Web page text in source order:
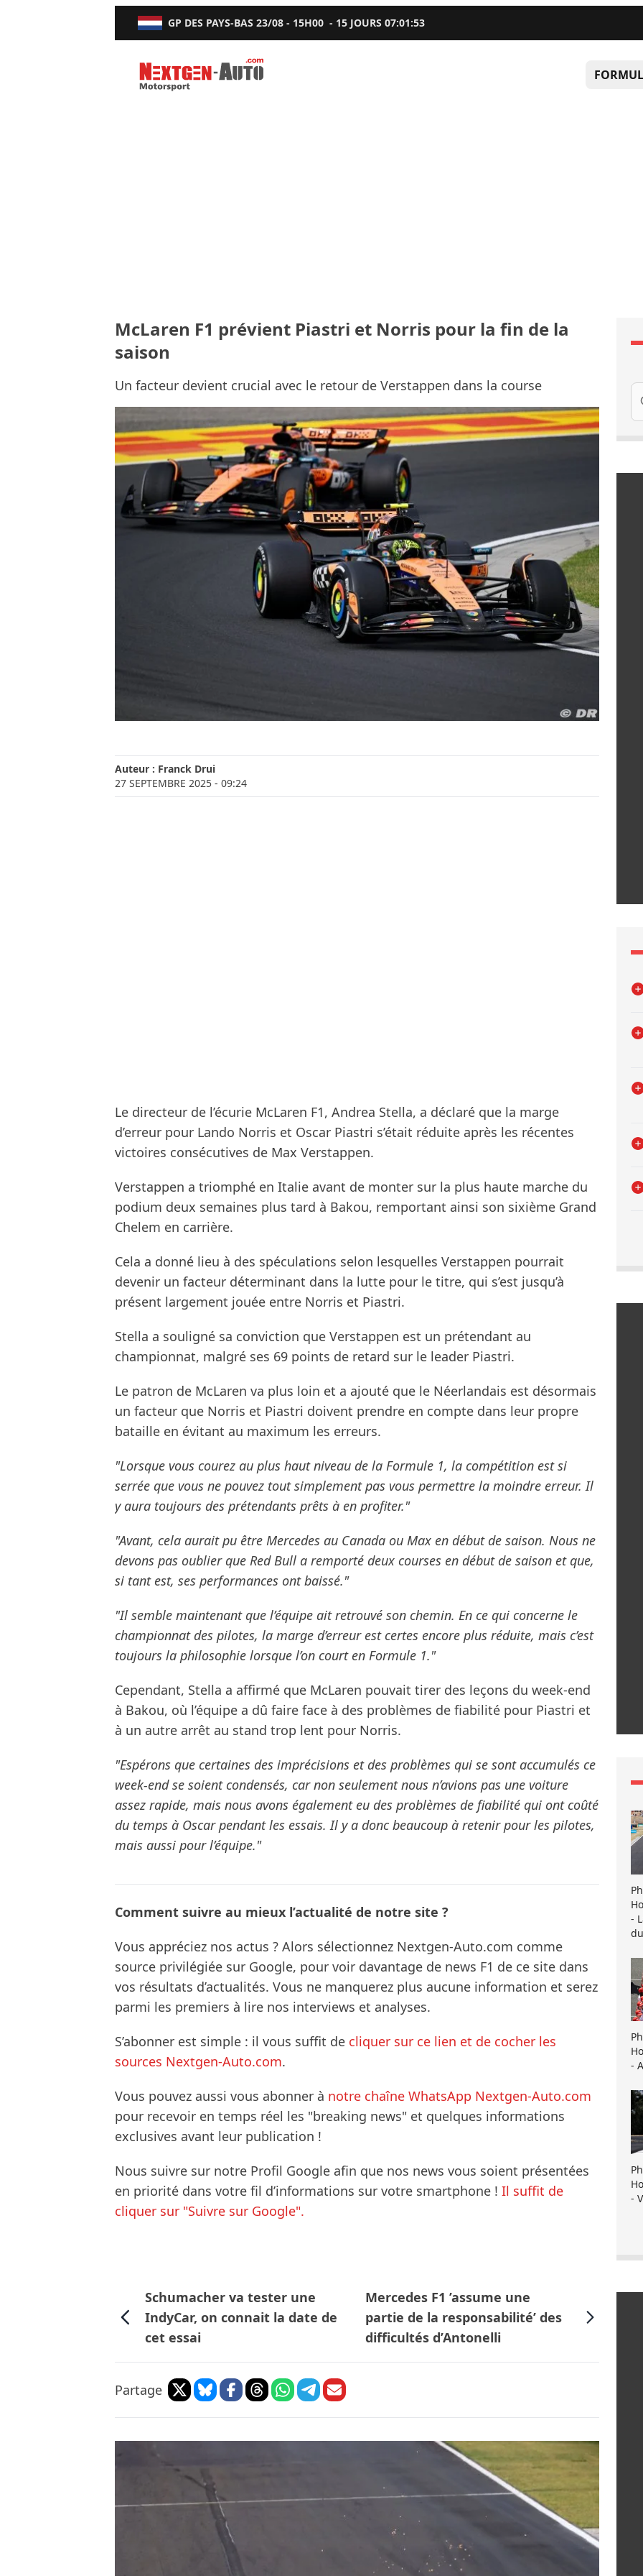
GP DES PAYS-BAS 23/08 - 15H00 - 15 JOURS07:01:52
Nextgen-Auto.com
McLaren F1 prévient Piastri et Norris pour la fin de la
saison
Un facteur devient crucial avec le retour de Verstappen dans la course
Auteur : Franck Drui
27 SEPTEMBRE 2025 - 09:24
Le directeur de l’écurie McLaren F1, Andrea Stella, a déclaré que la marge
d’erreur pour Lando Norris et Oscar Piastri s’était réduite après les récentes
victoires consécutives de Max Verstappen.
Verstappen a triomphé en Italie avant de monter sur la plus haute marche du
podium deux semaines plus tard à Bakou, remportant ainsi son sixième Grand
Chelem en carrière.
Cela a donné lieu à des spéculations selon lesquelles Verstappen pourrait
devenir un facteur déterminant dans la lutte pour le titre, qui s’est jusqu’à
présent largement jouée entre Norris et Piastri.
Stella a souligné sa conviction que Verstappen est un prétendant au
championnat, malgré ses 69 points de retard sur le leader Piastri.
Le patron de McLaren va plus loin et a ajouté que le Néerlandais est désormais
un facteur que Norris et Piastri doivent prendre en compte dans leur propre
bataille en évitant au maximum les erreurs.
"Lorsque vous courez au plus haut niveau de la Formule 1, la compétition est si
serrée que vous ne pouvez tout simplement pas vous permettre la moindre erreur. Il
y aura toujours des prétendants prêts à en profiter."
"Avant, cela aurait pu être Mercedes au Canada ou Max en début de saison. Nous ne
devons pas oublier que Red Bull a remporté deux courses en début de saison et que,
si tant est, ses performances ont baissé."
"Il semble maintenant que l’équipe ait retrouvé son chemin. En ce qui concerne le
championnat des pilotes, la marge d’erreur est certes encore plus réduite, mais c’est
toujours la philosophie lorsque l’on court en Formule 1."
Cependant, Stella a affirmé que McLaren pouvait tirer des leçons du week-end
à Bakou, où l’équipe a dû faire face à des problèmes de fiabilité pour Piastri et
à un autre arrêt au stand trop lent pour Norris.
"Espérons que certaines des imprécisions et des problèmes qui se sont accumulés ce
week-end se soient condensés, car non seulement nous n’avions pas une voiture
assez rapide, mais nous avons également eu des problèmes de fiabilité qui ont coûté
du temps à Oscar pendant les essais. Il y a donc beaucoup à retenir pour les pilotes,
mais aussi pour l’équipe."
Comment suivre au mieux l’actualité de notre site ?
Vous appréciez nos actus ? Alors sélectionnez Nextgen-Auto.com comme
source privilégiée sur Google, pour voir davantage de news F1 de ce site dans
vos résultats d’actualités. Vous ne manquerez plus aucune information et serez
parmi les premiers à lire nos interviews et analyses.
S’abonner est simple : il vous suffit de cliquer sur ce lien et de cocher les
sources Nextgen-Auto.com.
Vous pouvez aussi vous abonner à notre chaîne WhatsApp Nextgen-Auto.com
pour recevoir en temps réel les "breaking news" et quelques informations
exclusives avant leur publication !
Nous suivre sur notre Profil Google afin que nos news vous soient présentées
en priorité dans votre fil d’informations sur votre smartphone ! Il suffit de
cliquer sur "Suivre sur Google".
Schumacher va tester une
IndyCar, on connait la date de
cet essai
Mercedes F1 ’assume une
partie de la responsabilité’ des
difficultés d’Antonelli
Partage
-
-
-